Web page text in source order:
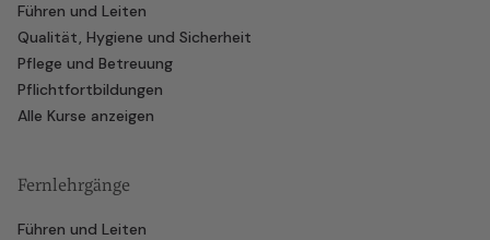
Führen und Leiten
Qualität, Hygiene und Sicherheit
Pflege und Betreuung
Pflichtfortbildungen
Alle Kurse anzeigen
Fernlehrgänge
Führen und Leiten